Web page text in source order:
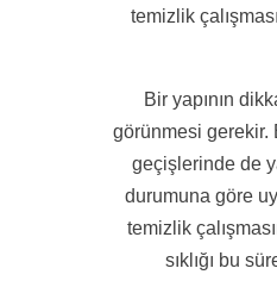
temizlik
Bir yapının
görünmesi gerekir.
geçişlerinde de
durumuna göre
temizlik
sıklığı bu